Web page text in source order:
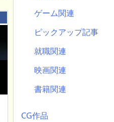
ゲーム関連
ピックアップ記事
就職関連
映画関連
書籍関連
CG作品